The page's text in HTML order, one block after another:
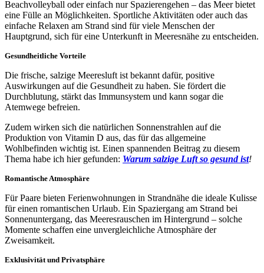
Beachvolleyball oder einfach nur Spazierengehen – das Meer bietet
eine Fülle an Möglichkeiten. Sportliche Aktivitäten oder auch das
einfache Relaxen am Strand sind für viele Menschen der
Hauptgrund, sich für eine Unterkunft in Meeresnähe zu entscheiden.
Gesundheitliche Vorteile
Die frische, salzige Meeresluft ist bekannt dafür, positive
Auswirkungen auf die Gesundheit zu haben. Sie fördert die
Durchblutung, stärkt das Immunsystem und kann sogar die
Atemwege befreien.
Zudem wirken sich die natürlichen Sonnenstrahlen auf die
Produktion von Vitamin D aus, das für das allgemeine
Wohlbefinden wichtig ist. Einen spannenden Beitrag zu diesem
Thema habe ich hier gefunden: Warum salzige Luft so gesund ist!
Romantische Atmosphäre
Für Paare bieten Ferienwohnungen in Strandnähe die ideale Kulisse
für einen romantischen Urlaub. Ein Spaziergang am Strand bei
Sonnenuntergang, das Meeresrauschen im Hintergrund – solche
Momente schaffen eine unvergleichliche Atmosphäre der
Zweisamkeit.
Exklusivität und Privatsphäre